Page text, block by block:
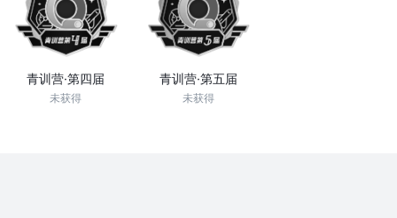
青训营·第四届
未获得
青训营·第五届
未获得